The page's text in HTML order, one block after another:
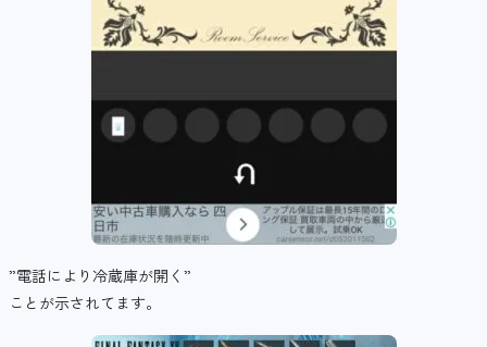
”電話により冷蔵庫が開く”
ことが示されてます。